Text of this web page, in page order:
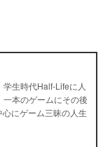
生時代Half-Lifeに人
本のゲームにその後
にゲーム三昧の人生